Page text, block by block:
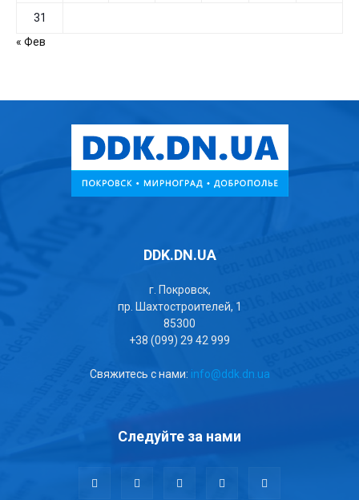
31
« Фев
DDK.DN.UA
г. Покровск,
пр. Шахтостроителей, 1
85300
+38 (099) 29 42 999
Свяжитесь с нами: info@ddk.dn.ua
Следуйте за нами